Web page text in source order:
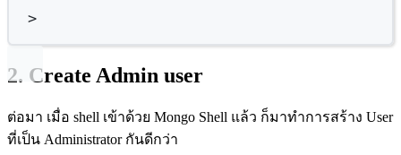
>
2. Create Admin user
ต่อมา เมื่อ shell เข้าด้วย Mongo Shell แล้ว ก็มาทำการสร้าง User
ที่เป็น Administrator กันดีกว่า